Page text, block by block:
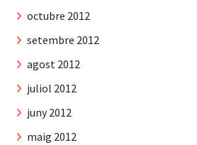
octubre 2012
setembre 2012
agost 2012
juliol 2012
juny 2012
maig 2012